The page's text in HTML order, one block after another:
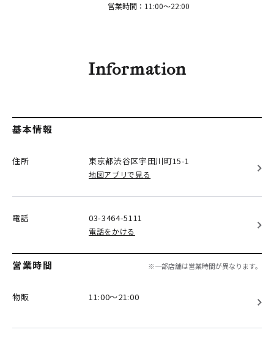
営業時間：11:00～22:00
Information
基本情報
住所 東京都渋谷区宇田川町15-1
地図アプリで見る
電話 03-3464-5111
電話をかける
営業時間 ※一部店舗は営業時間が異なります。
物販 11:00～21:00